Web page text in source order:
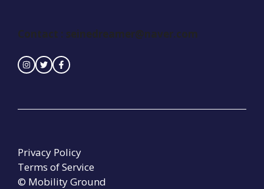
Contact : seinedreamer@naver.com
© Mobility Ground
Privacy Policy
Terms of Service